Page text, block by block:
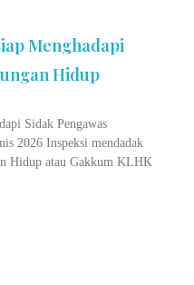
Menghadapi
Hidup
Sidak Pengawas
2026 Inspeksi mendadak
Hidup atau Gakkum KLHK